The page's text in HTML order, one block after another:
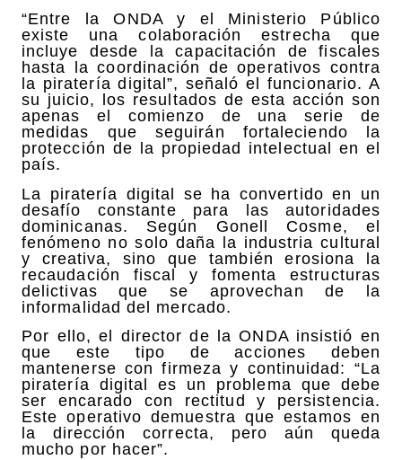
“Entre la ONDA y el Ministerio Público
existe una colaboración estrecha que
incluye desde la capacitación de fiscales
hasta la coordinación de operativos contra
la piratería digital”, señaló el funcionario. A
su juicio, los resultados de esta acción son
apenas el comienzo de una serie de
medidas que seguirán fortaleciendo la
protección de la propiedad intelectual en el
país.
La piratería digital se ha convertido en un
desafío constante para las autoridades
dominicanas. Según Gonell Cosme, el
fenómeno no solo daña la industria cultural
y creativa, sino que también erosiona la
recaudación fiscal y fomenta estructuras
delictivas que se aprovechan de la
informalidad del mercado.
Por ello, el director de la ONDA insistió en
que este tipo de acciones deben
mantenerse con firmeza y continuidad: “La
piratería digital es un problema que debe
ser encarado con rectitud y persistencia.
Este operativo demuestra que estamos en
la dirección correcta, pero aún queda
mucho por hacer”.